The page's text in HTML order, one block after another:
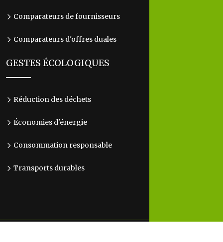
Comparateurs de fournisseurs
Comparateurs d'offres duales
GESTES ÉCOLOGIQUES
Réduction des déchets
Économies d'énergie
Consommation responsable
Transports durables